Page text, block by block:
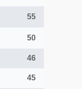
55
50
46
45